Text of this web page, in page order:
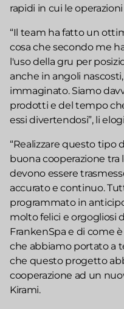
rapidi in cui le
“Il team ha fatto un
cosa che secondo me
l'uso della gru per
anche in angoli
immaginato. Siamo
prodotti e del tempo
essi divertendosi”, li
“Realizzare questo tipo
buona cooperazione tra
devono essere
accurato e continuo.
programmato in
molto felici e orgogliosi
FrankenSpa e di come
che abbiamo portato a
che questo progetto
cooperazione ad un
Kirami.